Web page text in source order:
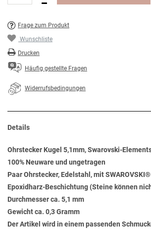
Frage zum Produkt
Wunschliste
Drucken
Häufig gestellte Fragen
Widerrufsbedingungen
Details
Ohrstecker Kugel 5,1mm, Swarovski-
100% Neuware und ungetragen
Paar Ohrstecker, Edelstahl, mit SWAROVSKI®
Epoxidharz-Beschichtung (Steine können
Durchmesser ca. 5,1 mm
Gewicht ca. 0,3 Gramm
Der Artikel wird in einem passenden